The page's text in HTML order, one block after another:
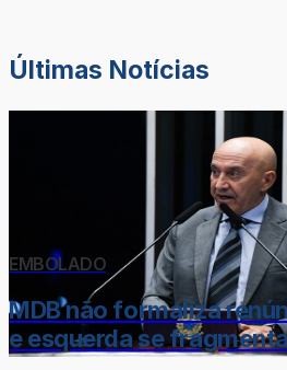
Últimas Notícias
EMBOLADO
MDB não formaliza
e esquerda se